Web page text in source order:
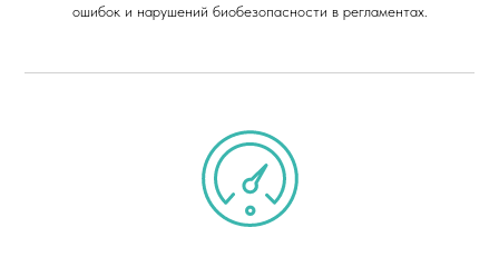
ошибок и нарушений биобезопасности в регламентах.